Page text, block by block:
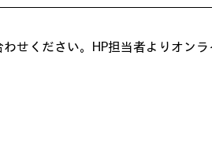
せください。HP担当者よりオン